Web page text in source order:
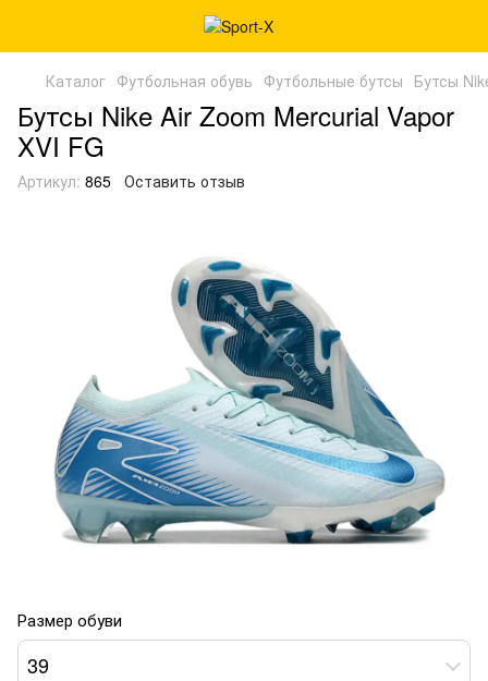
Каталог Футбольная обувь Футбольные бутсы Бутсы
Бутсы Nike Air Zoom Mercurial Vapor
XVI FG
Артикул: 865 Оставить отзыв
Размер обуви
39